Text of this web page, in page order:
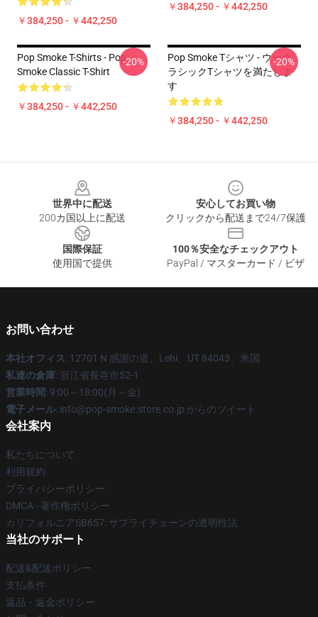
￥384,250 - ￥442,250
￥384,250 - ￥442,250
Pop Smoke T-Shirts - Pop
Smoke Classic T-Shirt
￥384,250 - ￥442,250
-20%
Pop Smoke Tシャツ - ウーク
ラシックTシャツを満たしま
す
￥384,250 - ￥442,250
-20%
世界中に配送
200カ国以上に配送
安心してお買い物
クリックから配送まで24/7保護
国際保証
使用国で提供
100％安全なチェックアウト
PayPal / マスターカード / ビザ
お問い合わせ
本社オフィス: 12701 N 感謝の道、Lehi、UT 84043、米国
私達の倉庫: 浙江省長寺市52-1
営業時間: 9:00～18:00(月～金)
電子メール: info@pop-smoke.store.co.jp からのツイート
会社案内
私たちについて
利用規約
プライバシーポリシー
DMCA - 著作権ポリシー
カリフォルニアSB657: サプライチェーンの透明性法
当社のサポート
配送&配送ポリシー
支払条件
返品・返金ポリシー